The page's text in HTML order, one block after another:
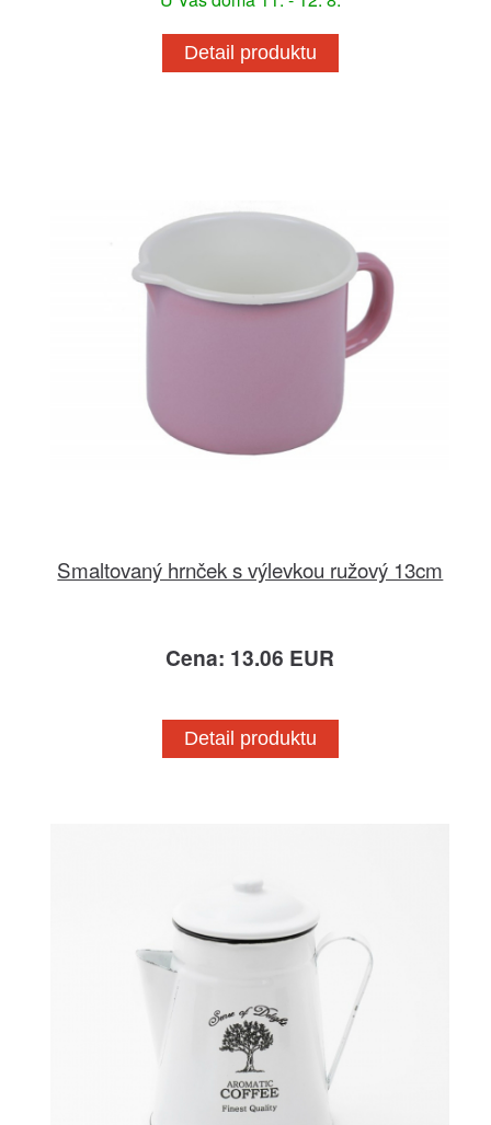
Detail produktu
Smaltovaný hrnček s výlevkou ružový 13cm
Cena: 13.06 EUR
Detail produktu